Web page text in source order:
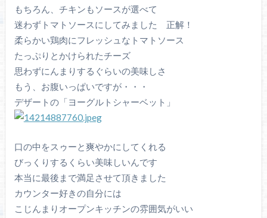
もちろん、チキンもソースが選べて
迷わずトマトソースにしてみました 正解！
柔らかい鶏肉にフレッシュなトマトソース
たっぷりとかけられたチーズ
思わずにんまりするぐらいの美味しさ
もう、お腹いっぱいですが・・・
デザートの「ヨーグルトシャーベット」
口の中をスゥーと爽やかにしてくれる
びっくりするくらい美味しいんです
本当に最後まで満足させて頂きました
カウンター好きの自分には
こじんまりオープンキッチンの雰囲気がいい